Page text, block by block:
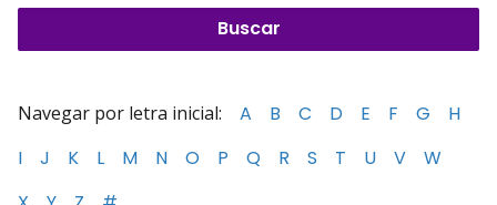
Navegar por letra inicial: A B C D E F G
H
I
J K L M N O P Q R S T U V
W